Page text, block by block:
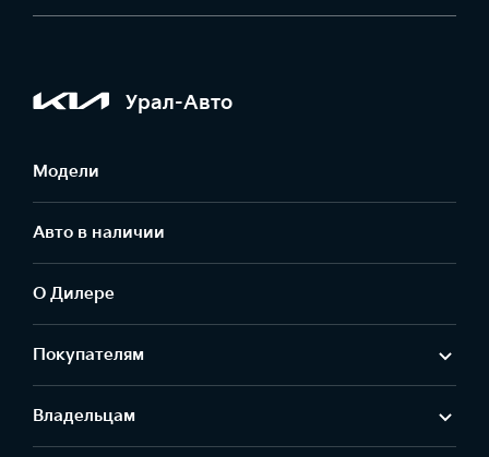
Урал-Авто
Модели
Авто в наличии
О Дилере
Покупателям
Владельцам